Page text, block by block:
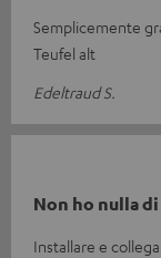
Semplicemente
Teufel alt
Edeltraud S.
Non ho nulla
Installare e